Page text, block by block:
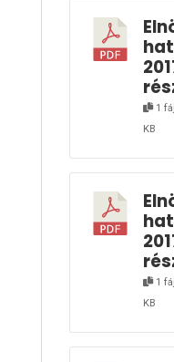
1
KB
1
KB